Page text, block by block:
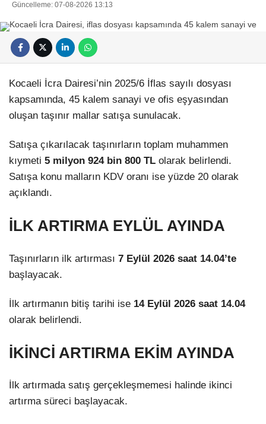
Güncelleme: 07-08-2026 13:13
Kocaeli İcra Dairesi’nin 2025/6 İflas sayılı dosyası
kapsamında, 45 kalem sanayi ve ofis eşyasından
oluşan taşınır mallar satışa sunulacak.
Satışa çıkarılacak taşınırların toplam muhammen
kıymeti 5 milyon 924 bin 800 TL olarak belirlendi.
Satışa konu malların KDV oranı ise yüzde 20 olarak
açıklandı.
İLK ARTIRMA EYLÜL AYINDA
Taşınırların ilk artırması 7 Eylül 2026 saat 14.04’te
başlayacak.
İlk artırmanın bitiş tarihi ise 14 Eylül 2026 saat 14.04
olarak belirlendi.
İKİNCİ ARTIRMA EKİM AYINDA
İlk artırmada satış gerçekleşmemesi halinde ikinci
artırma süreci başlayacak.